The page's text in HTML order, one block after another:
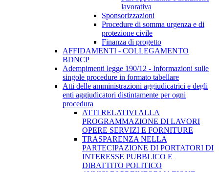
lavorativa
Sponsorizzazioni
Procedure di somma urgenza e di
protezione civile
Finanza di progetto
AFFIDAMENTI - COLLEGAMENTO
BDNCP
Adempimenti legge 190/12 - Informazioni sulle
singole procedure in formato tabellare
Atti delle amministrazioni aggiudicatrici e degli
enti aggiudicatori distintamente per ogni
procedura
ATTI RELATIVI ALLA
PROGRAMMAZIONE DI LAVORI
OPERE SERVIZI E FORNITURE
TRASPARENZA NELLA
PARTECIPAZIONE DI PORTATORI DI
INTERESSE PUBBLICO E
DIBATTITO POLITICO